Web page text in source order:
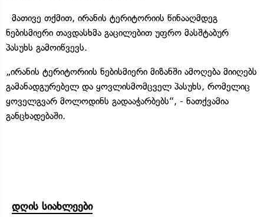
მათივე თქმით, ირანის ტერიტორიის წინააღმდეგ
ნებისმიერი თავდასხმა გაცილებით უფრო მასშტაბურ
პასუხს გამოიწვევს.
„ირანის ტერიტორიის ნებისმიერი მიზანში ამოღება მიიღებს
გამანადგურებელ და ყოვლისმომცველ პასუხს, რომელიც
ყოველგვარ მოლოდინს გადააჭარბებს“, - ნათქვამია
განცხადებაში.
დღის სიახლეები